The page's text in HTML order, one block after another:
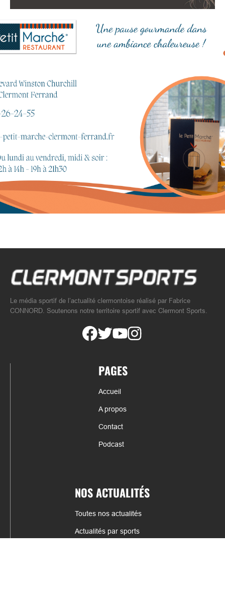
Le média sportif de l’actualité clermontoise réalisé par Fabrice
CONNORD. Soutenons notre territoire sportif avec Clermont Sports.
PAGES
Accueil
A propos
Contact
Podcast
NOS ACTUALITÉS
Toutes nos actualités
Actualités par sports